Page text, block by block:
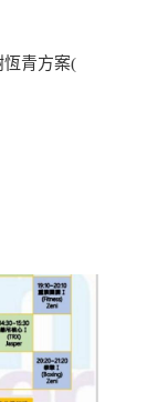
恆青方案(